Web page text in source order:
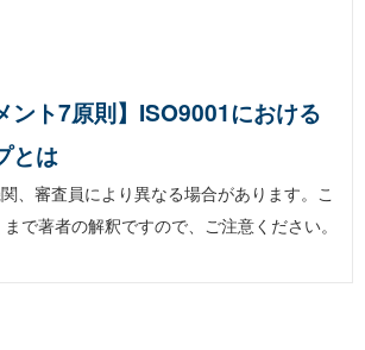
ント7原則】ISO9001における
とは
、審査員により異なる場合があります。こ
で著者の解釈ですので、ご注意ください。